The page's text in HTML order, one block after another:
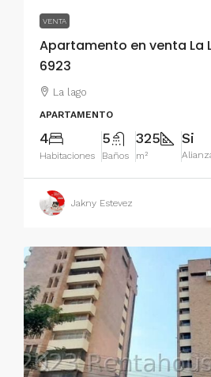
VENTA
Apartamento en venta La
6923
La lago
APARTAMENTO
4
Habitaciones
5
Baños
325
m²
Si
Jakny Estevez